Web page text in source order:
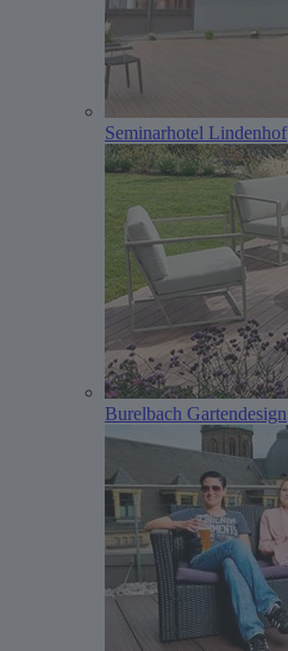
Seminarhotel Lindenhof
Burelbach Gartendesign